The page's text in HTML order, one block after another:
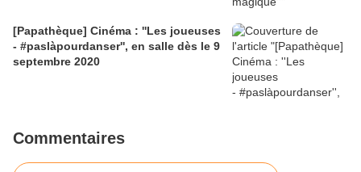
[Papathèque] Cinéma : ''Les joueuses
- #paslàpourdanser'', en salle dès le 9
septembre 2020
Commentaires